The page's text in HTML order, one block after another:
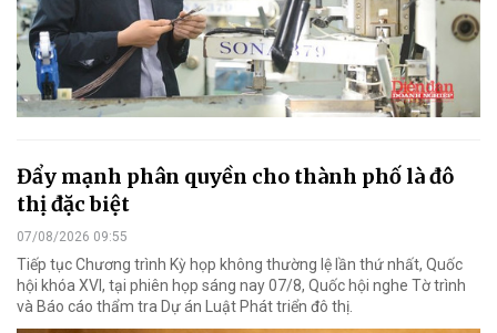
Đẩy mạnh phân quyền cho thành phố là đô
thị đặc biệt
07/08/2026 09:55
Tiếp tục Chương trình Kỳ họp không thường lệ lần thứ nhất, Quốc
hội khóa XVI, tại phiên họp sáng nay 07/8, Quốc hội nghe Tờ trình
và Báo cáo thẩm tra Dự án Luật Phát triển đô thị.